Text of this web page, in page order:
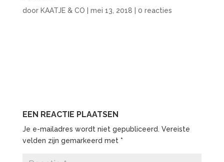
door KAATJE & CO mei 13, 2018 0 reacties
EEN REACTIE PLAATSEN
Je e-mailadres wordt niet gepubliceerd. Vereiste
velden zijn gemarkeerd met *